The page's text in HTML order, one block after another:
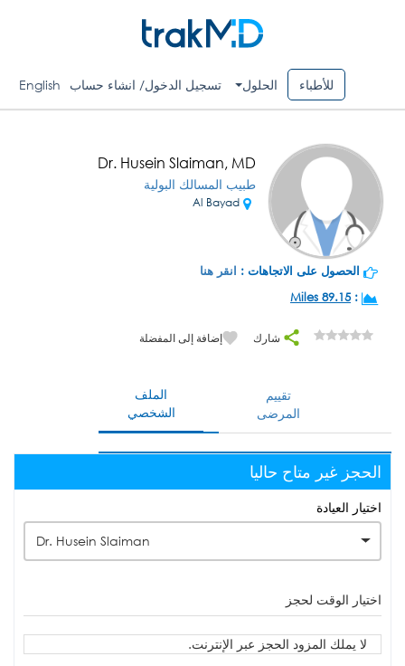
للأطباء الحلول تسجيل الدخول/ انشاء حساب English
Dr. Husein Slaiman, MD
طبيب المسالك البولية
الحصول على الاتجاهات : انقر هنا
:
89.15 Miles
شارك إضافة إلى المفضلة
الملف
الشخصي
تقييم
المرضى
الحجز غير متاح حاليا
اختيار العيادة
Dr. Husein Slaiman
اختيار الوقت لحجز
لا يملك المزود الحجز عبر الإنترنت.